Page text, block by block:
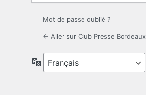
Mot de passe oublié ?
← Aller sur Club Presse Bordeaux
Langue